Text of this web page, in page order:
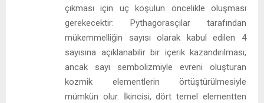
çıkması için üç koşulun öncelikle oluşması
gerekecektir: Pythagorasçılar tarafından
mükemmelliğin sayısı olarak kabul edilen 4
sayısına açıklanabilir bir içerik kazandırılması,
ancak sayı sembolizmiyle evreni oluşturan
kozmik elementlerin örtüştürülmesiyle
mümkün olur. İkincisi, dört temel elementten